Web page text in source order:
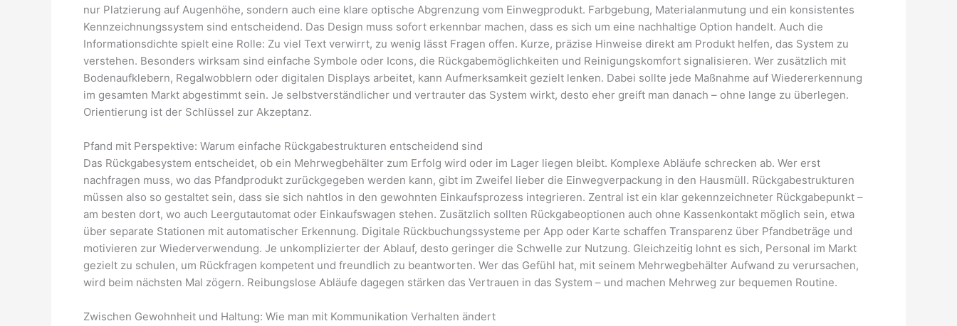
nur Platzierung auf Augenhöhe, sondern auch eine klare optische Abgrenzung vom Einwegprodukt. Farbgebung, Materialanmutung und ein konsistentes
Kennzeichnungssystem sind entscheidend. Das Design muss sofort erkennbar machen, dass es sich um eine nachhaltige Option handelt. Auch die
Informationsdichte spielt eine Rolle: Zu viel Text verwirrt, zu wenig lässt Fragen offen. Kurze, präzise Hinweise direkt am Produkt helfen, das System zu
verstehen. Besonders wirksam sind einfache Symbole oder Icons, die Rückgabemöglichkeiten und Reinigungskomfort signalisieren. Wer zusätzlich mit
Bodenaufklebern, Regalwobblern oder digitalen Displays arbeitet, kann Aufmerksamkeit gezielt lenken. Dabei sollte jede Maßnahme auf Wiedererkennung
im gesamten Markt abgestimmt sein. Je selbstverständlicher und vertrauter das System wirkt, desto eher greift man danach – ohne lange zu überlegen.
Orientierung ist der Schlüssel zur Akzeptanz.
Pfand mit Perspektive: Warum einfache Rückgabestrukturen entscheidend sind
Das Rückgabesystem entscheidet, ob ein Mehrwegbehälter zum Erfolg wird oder im Lager liegen bleibt. Komplexe Abläufe schrecken ab. Wer erst
nachfragen muss, wo das Pfandprodukt zurückgegeben werden kann, gibt im Zweifel lieber die Einwegverpackung in den Hausmüll. Rückgabestrukturen
müssen also so gestaltet sein, dass sie sich nahtlos in den gewohnten Einkaufsprozess integrieren. Zentral ist ein klar gekennzeichneter Rückgabepunkt –
am besten dort, wo auch Leergutautomat oder Einkaufswagen stehen. Zusätzlich sollten Rückgabeoptionen auch ohne Kassenkontakt möglich sein, etwa
über separate Stationen mit automatischer Erkennung. Digitale Rückbuchungssysteme per App oder Karte schaffen Transparenz über Pfandbeträge und
motivieren zur Wiederverwendung. Je unkomplizierter der Ablauf, desto geringer die Schwelle zur Nutzung. Gleichzeitig lohnt es sich, Personal im Markt
gezielt zu schulen, um Rückfragen kompetent und freundlich zu beantworten. Wer das Gefühl hat, mit seinem Mehrwegbehälter Aufwand zu verursachen,
wird beim nächsten Mal zögern. Reibungslose Abläufe dagegen stärken das Vertrauen in das System – und machen Mehrweg zur bequemen Routine.
Zwischen Gewohnheit und Haltung: Wie man mit Kommunikation Verhalten ändert